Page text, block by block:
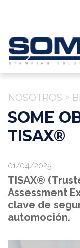
NOSOTROS >
SOME
TISAX®
01/04/2025
TISAX®
Assessment
clave de
automoción.